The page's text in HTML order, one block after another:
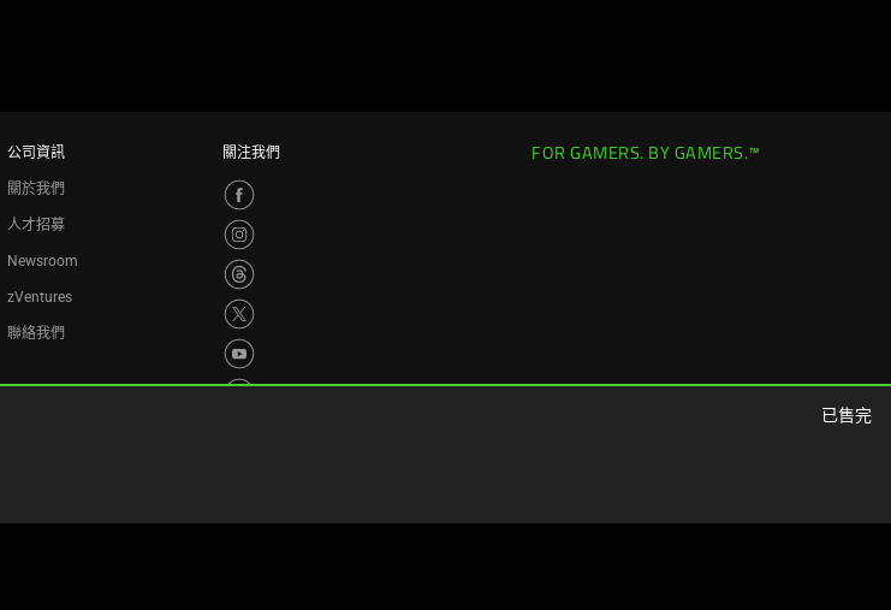
公司資訊
關於我們
人才招募
Newsroom
zVentures
聯絡我們
關注我們 FOR GAMERS. BY GAMERS.™